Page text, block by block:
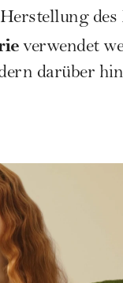
verwendet
darüber